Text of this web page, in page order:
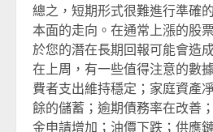
總之，短期形式很難進行準確
本面的走向。在通常上漲的股
於您的潛在長期回報可能會造
在上周，有一些值得注意的數
費者支出維持穩定；家庭資產
餘的儲蓄；逾期債務率在改善
金申請增加；油價下跌；供應